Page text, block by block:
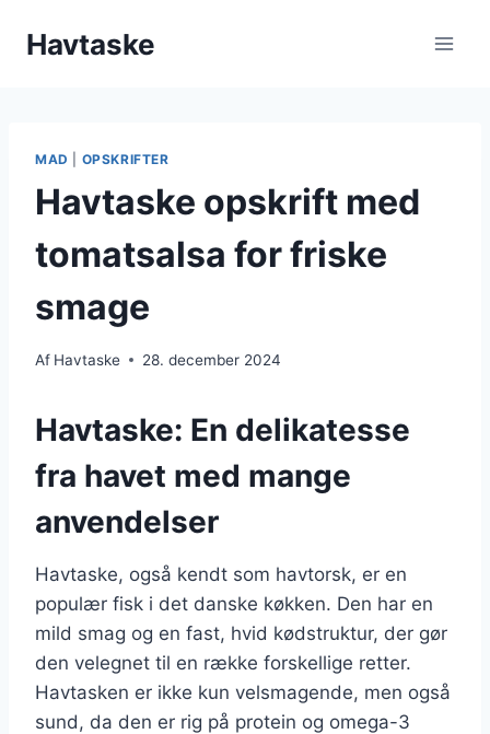
Havtaske
MAD OPSKRIFTER
Havtaske opskrift med
tomatsalsa for friske
smage
Af Havtaske 28. december 2024
Havtaske: En delikatesse
fra havet med mange
anvendelser
Havtaske, også kendt som havtorsk, er en
populær fisk i det danske køkken. Den har en
mild smag og en fast, hvid kødstruktur, der gør
den velegnet til en række forskellige retter.
Havtasken er ikke kun velsmagende, men også
sund, da den er rig på protein og omega-3